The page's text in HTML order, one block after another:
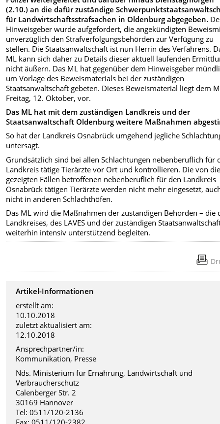
(2.10.) an die dafür zuständige
für Landwirtschaftsstrafsachen in Oldenburg abgegeben.
Hinweisgeber wurde aufgefordert, die angekündigten
unverzüglich den Strafverfolgungsbehörden zur Verfügung zu
stellen. Die Staatsanwaltschaft ist nun Herrin des Verfahrens.
ML kann sich daher zu Details dieser aktuell laufenden
nicht äußern. Das ML hat gegenüber dem Hinweisgeber
um Vorlage des Beweismaterials bei der zuständigen
Staatsanwaltschaft gebeten. Dieses Beweismaterial liegt dem
Freitag, 12. Oktober, vor.
Das ML hat mit dem zuständigen Landkreis und der
Staatsanwaltschaft Oldenburg weitere Maßnahmen
So hat der Landkreis Osnabrück umgehend jegliche
untersagt.
Grundsätzlich sind bei allen Schlachtungen nebenberuflich für
Landkreis tätige Tierärzte vor Ort und kontrollieren. Die von
gezeigten Fällen betroffenen nebenberuflich für den Landkreis
Osnabrück tätigen Tierärzte werden nicht mehr eingesetzt,
nicht in anderen Schlachthöfen.
Das ML wird die Maßnahmen der zuständigen Behörden – die
Landkreises, des LAVES und der zuständigen
weiterhin intensiv unterstützend begleiten.
Artikel-Informationen
erstellt am:
10.10.2018
zuletzt aktualisiert am:
12.10.2018
Ansprechpartner/in:
Kommunikation, Presse
Nds. Ministerium für Ernährung, Landwirtschaft und
Verbraucherschutz
Calenberger Str. 2
30169 Hannover
Tel: 0511/120-2136
Fax: 0511/120-2382